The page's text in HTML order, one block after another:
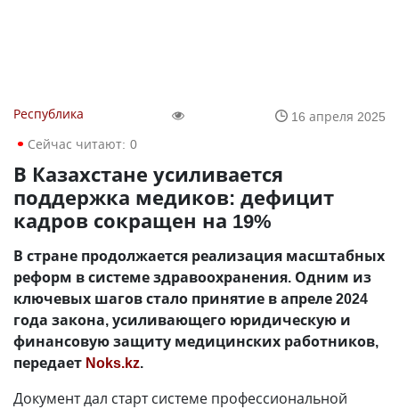
Республика
16 апреля 2025
Сейчас читают: 0
В Казахстане усиливается
поддержка медиков: дефицит
кадров сокращен на 19%
В стране продолжается реализация масштабных
реформ в системе здравоохранения. Одним из
ключевых шагов стало принятие в апреле 2024
года закона, усиливающего юридическую и
финансовую защиту медицинских работников,
передает Noks.kz.
Документ дал старт системе профессиональной